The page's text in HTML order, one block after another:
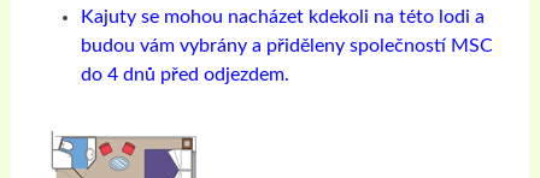
Kajuty se mohou nacházet kdekoli na této lodi a
budou vám vybrány a přiděleny společností MSC
do 4 dnů před odjezdem.